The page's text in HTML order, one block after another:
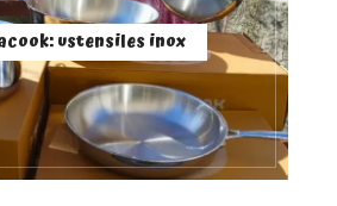
ustensiles inox